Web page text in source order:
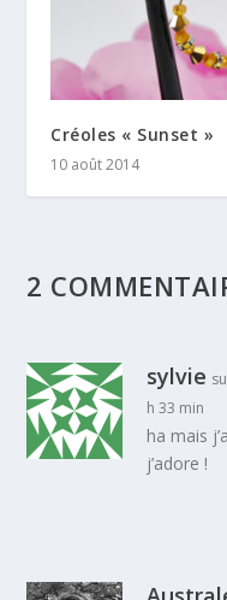
Créoles « Sunset »
10 août 2014
2
sylvie
h 33 min
ha mais
j’adore !